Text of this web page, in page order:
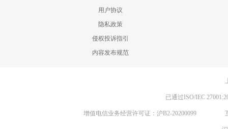
用户协议
隐私政策
侵权投诉指引
内容发布规范
已通过ISO/IEC
增值电信业务经营许可证：沪B2-20200099